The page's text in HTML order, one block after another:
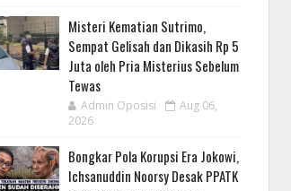
Misteri Kematian Sutrimo,
Sempat Gelisah dan Dikasih Rp 5
Juta oleh Pria Misterius Sebelum
Tewas
Admin Oposisi
Aug 06,
2026
Bongkar Pola Korupsi Era Jokowi,
Ichsanuddin Noorsy Desak PPATK